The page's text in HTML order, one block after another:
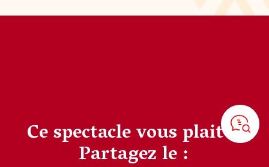
Ce spectacle vous plait ?
Partagez le :